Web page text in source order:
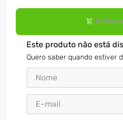
Este produto não está
Quero saber quando estiver